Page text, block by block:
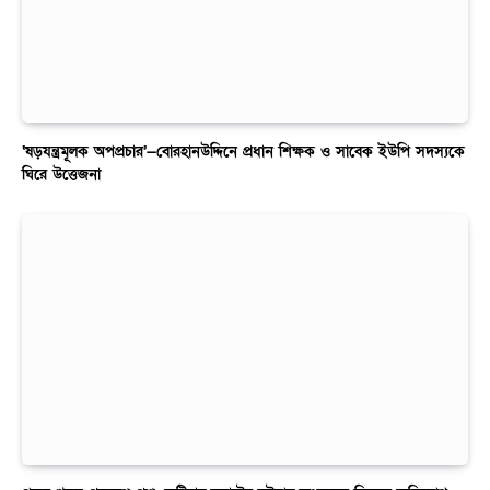
‘ষড়যন্ত্রমূলক অপপ্রচার’—বোরহানউদ্দিনে প্রধান শিক্ষক ও সাবেক ইউপি সদস্যকে
ঘিরে উত্তেজনা